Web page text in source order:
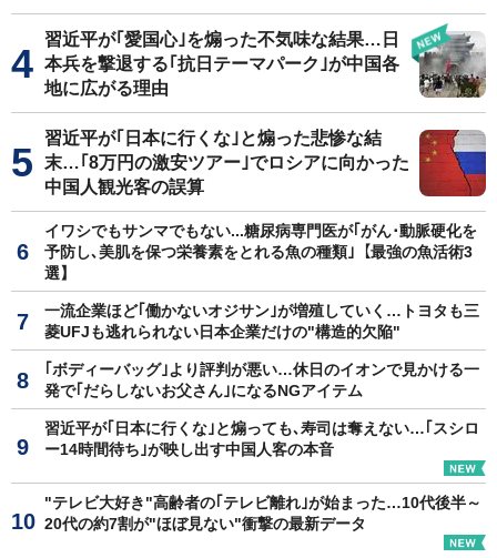
習近平が｢愛国心｣を煽った不気味な結果…日
本兵を撃退する｢抗日テーマパーク｣が中国各
地に広がる理由
習近平が｢日本に行くな｣と煽った悲惨な結
末…｢8万円の激安ツアー｣でロシアに向かった
中国人観光客の誤算
イワシでもサンマでもない...糖尿病専門医が｢がん･動脈硬化を
予防し､美肌を保つ栄養素をとれる魚の種類｣【最強の魚活術3
選】
一流企業ほど｢働かないオジサン｣が増殖していく…トヨタも三
菱UFJも逃れられない日本企業だけの"構造的欠陥"
｢ボディーバッグ｣より評判が悪い…休日のイオンで見かける一
発で｢だらしないお父さん｣になるNGアイテム
習近平が｢日本に行くな｣と煽っても､寿司は奪えない…｢スシロ
ー14時間待ち｣が映し出す中国人客の本音
"テレビ大好き"高齢者の｢テレビ離れ｣が始まった…10代後半～
20代の約7割が"ほぼ見ない"衝撃の最新データ